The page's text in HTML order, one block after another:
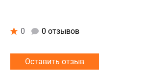
0 0 отзывов
Оставить отзыв